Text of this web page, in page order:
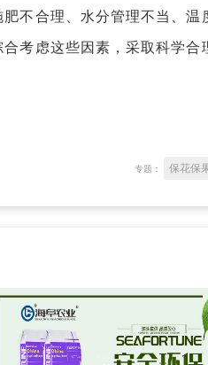
不合理、水分管理不当、温
考虑这些因素，采取科学合
专题： 保花保